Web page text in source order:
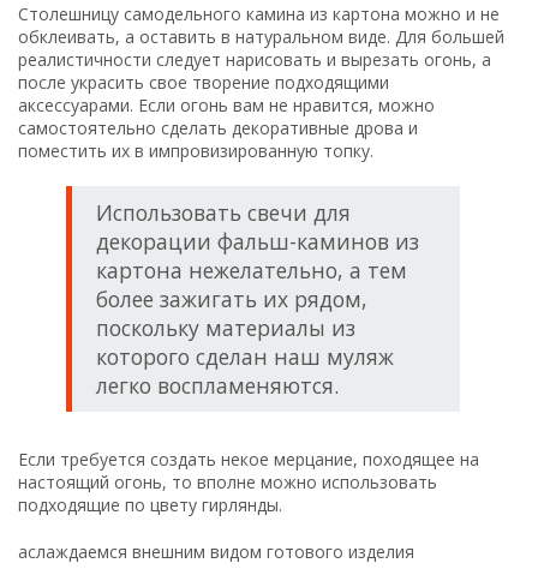
Столешницу самодельного камина из картона можно и не
обклеивать, а оставить в натуральном виде. Для большей
реалистичности следует нарисовать и вырезать огонь, а
после украсить свое творение подходящими
аксессуарами. Если огонь вам не нравится, можно
самостоятельно сделать декоративные дрова и
поместить их в импровизированную топку.
Использовать свечи для
декорации фальш-каминов из
картона нежелательно, а тем
более зажигать их рядом,
поскольку материалы из
которого сделан наш муляж
легко воспламеняются.
Если требуется создать некое мерцание, походящее на
настоящий огонь, то вполне можно использовать
подходящие по цвету гирлянды.
аслаждаемся внешним видом готового изделия